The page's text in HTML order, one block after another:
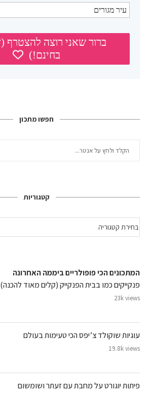
חפשו מתכון
קטגוריות
המתכונים הכי פופולריים ביממה האחרונה
פנקייקים כמו בבית הפנקייק (קלים מאוד להכנה)
23k views
עוגיות שוקולד צ’יפס הכי טעימות בעולם
19.8k views
פיתות יוגורט על מחבת עם זעתר ושומשום